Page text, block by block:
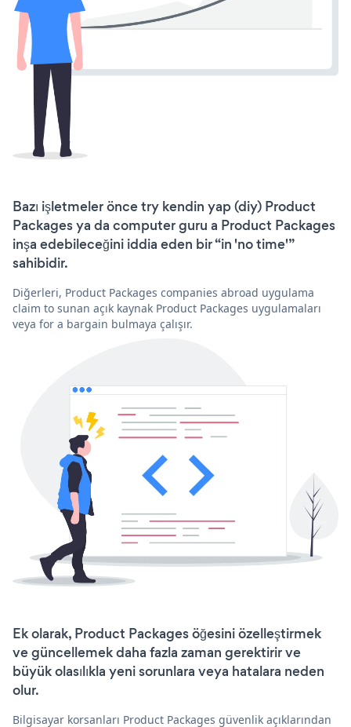
Bazı işletmeler önce try kendin yap (diy) Product
Packages ya da computer guru a Product Packages
inşa edebileceğini iddia eden bir “in 'no time'”
sahibidir.
Diğerleri, Product Packages companies abroad uygulama
claim to sunan açık kaynak Product Packages uygulamaları
veya for a bargain bulmaya çalışır.
Ek olarak, Product Packages öğesini özelleştirmek
ve güncellemek daha fazla zaman gerektirir ve
büyük olasılıkla yeni sorunlara veya hatalara neden
olur.
Bilgisayar korsanları Product Packages güvenlik açıklarından